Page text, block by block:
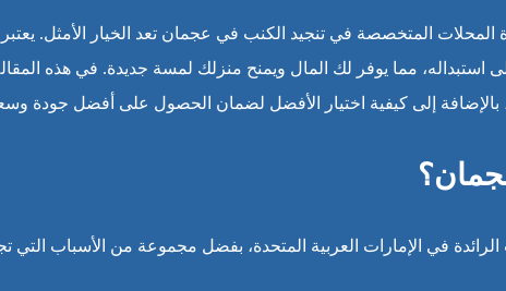
المحلات المتخصصة في تنجيد الكنب في عجمان تعد الخيار الأمثل. يعتبر
مما يوفر لك المال ويمنح منزلك لمسة جديدة. في هذه
بالإضافة إلى كيفية اختيار الأفضل لضمان الحصول على أفضل جودة
في الإمارات العربية المتحدة، بفضل مجموعة من الأسباب التي